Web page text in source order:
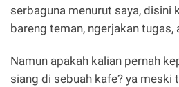
serbaguna menurut saya, disini
bareng teman, ngerjakan tugas,
Namun apakah kalian pernah
siang di sebuah kafe? ya meski